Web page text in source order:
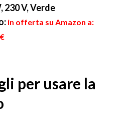
230 V, Verde
in offerta su Amazon a:
per usare la